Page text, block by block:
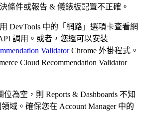
條件或報告 & 儀錶板配置不正確。
DevTools 中的「網路」選項卡查看網
調用。或者，您還可以安裝
ValidatorChrome 外掛程式。
Cloud Recommendation Validator
位為空，則 Reports & Dashboards 不知
域。確保您在 Account Manager 中的